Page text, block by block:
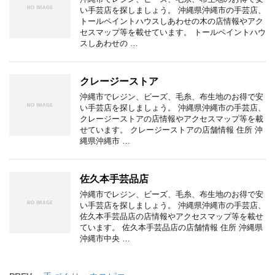
い手芸店を探しましょう。 沖縄県沖縄市の手芸店、
トールペイントハウスしあわせの木の店情報やアク
セスマップ等を載せています。 トールペイントハウ
スしあわせの …
クレージーストア
沖縄市でレジン、ビーズ、毛糸、布生地のお得で安
い手芸店を探しましょう。 沖縄県沖縄市の手芸店、
クレージーストアの店情報やアクセスマップ等を載
せています。 クレージーストアの店舗情報 住所 沖
縄県沖縄市 …
佐久本手芸品店
沖縄市でレジン、ビーズ、毛糸、布生地のお得で安
い手芸店を探しましょう。 沖縄県沖縄市の手芸店、
佐久本手芸品店の店情報やアクセスマップ等を載せ
ています。 佐久本手芸品店の店舗情報 住所 沖縄県
沖縄市中央 …